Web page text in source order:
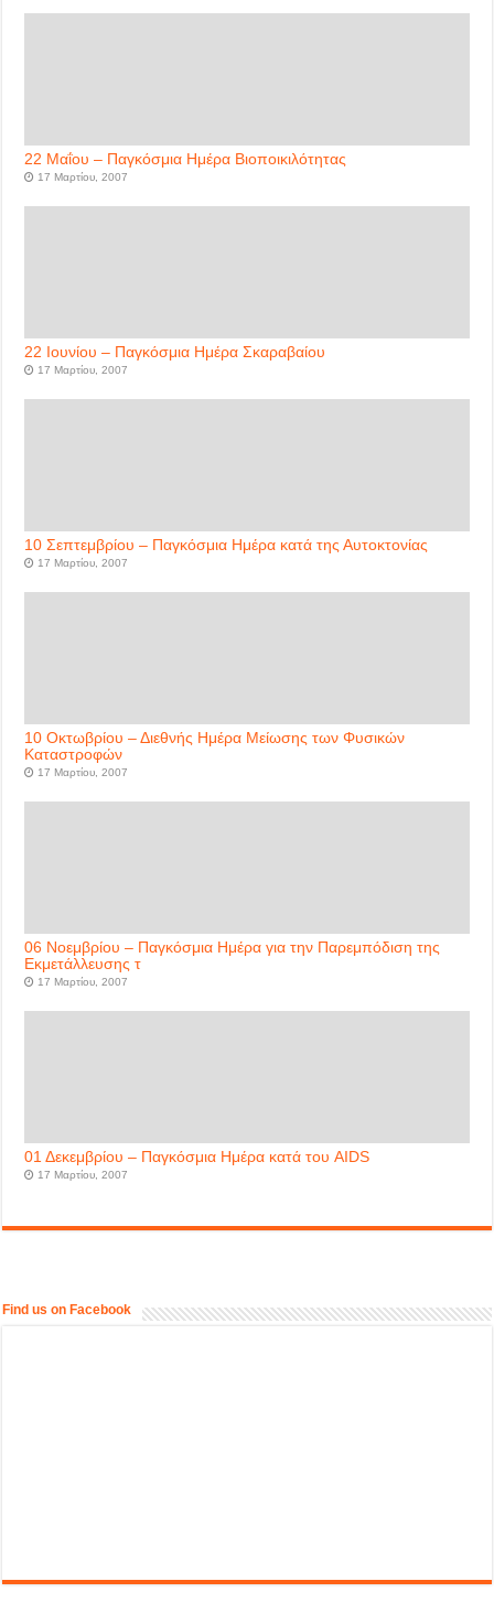
22 Μαΐου – Παγκόσμια Ημέρα Βιοποικιλότητας
17 Μαρτίου, 2007
22 Ιουνίου – Παγκόσμια Ημέρα Σκαραβαίου
17 Μαρτίου, 2007
10 Σεπτεμβρίου – Παγκόσμια Ημέρα κατά της Αυτοκτονίας
17 Μαρτίου, 2007
10 Οκτωβρίου – Διεθνής Ημέρα Μείωσης των Φυσικών
Καταστροφών
17 Μαρτίου, 2007
06 Νοεμβρίου – Παγκόσμια Ημέρα για την Παρεμπόδιση της
Εκμετάλλευσης τ
17 Μαρτίου, 2007
01 Δεκεμβρίου – Παγκόσμια Ημέρα κατά του AIDS
17 Μαρτίου, 2007
Find us on Facebook